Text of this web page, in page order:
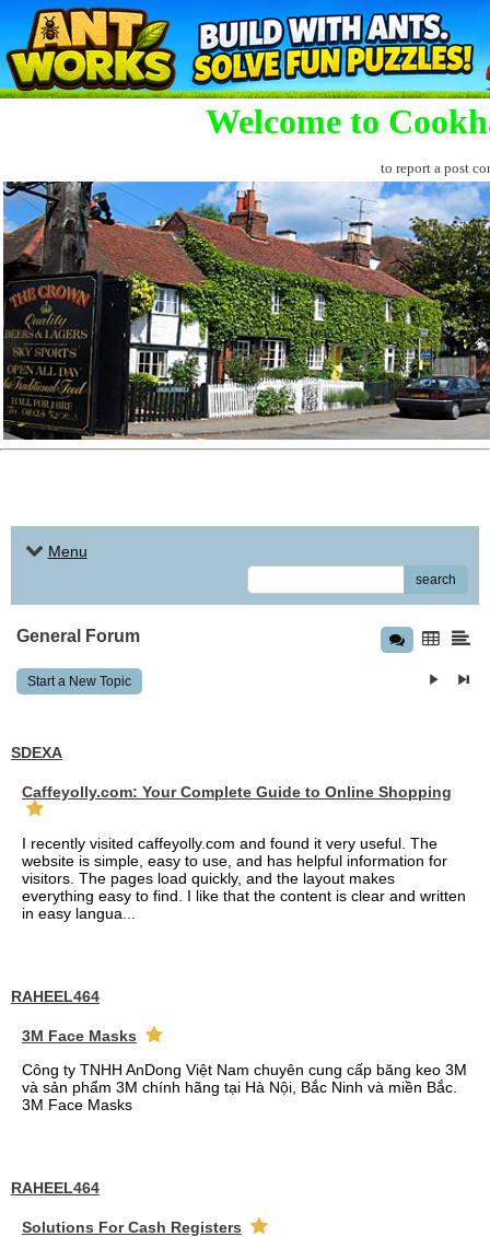
Welcome to
to report a post
Menu
search
General Forum
Start a New Topic
SDEXA
Caffeyolly.com: Your Complete Guide to Online Shopping
I recently visited caffeyolly.com and found it very useful. The
website is simple, easy to use, and has helpful information for
visitors. The pages load quickly, and the layout makes
everything easy to find. I like that the content is clear and written
in easy langua...
RAHEEL464
3M Face Masks
Công ty TNHH AnDong Việt Nam chuyên cung cấp băng keo 3M
và sản phẩm 3M chính hãng tại Hà Nội, Bắc Ninh và miền Bắc.
3M Face Masks
RAHEEL464
Solutions For Cash Registers